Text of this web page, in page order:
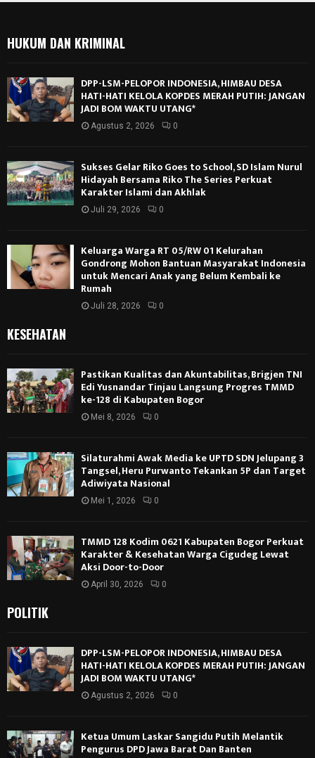
HUKUM DAN KRIMINAL
DPP-LSM-PELOPOR INDONESIA, HIMBAU DESA
HATI-HATI KELOLA KOPDES MERAH PUTIH: JANGAN
JADI BOM WAKTU UTANG*
Agustus 2, 2026 0
Sukses Gelar Riko Goes to School, SD Islam Nurul
Hidayah Bersama Riko The Series Perkuat
Karakter Islami dan Akhlak
Juli 29, 2026 0
Keluarga Warga RT 05/RW 01 Kelurahan
Gondrong Mohon Bantuan Masyarakat Indonesia
untuk Mencari Anak yang Belum Kembali ke
Rumah
Juli 28, 2026 0
KESEHATAN
Pastikan Kualitas dan Akuntabilitas, Brigjen TNI
Edi Yusnandar Tinjau Langsung Progres TMMD
ke-128 di Kabupaten Bogor
Mei 8, 2026 0
Silaturahmi Awak Media ke UPTD SDN Jelupang 3
Tangsel, Heru Purwanto Tekankan 5P dan Target
Adiwiyata Nasional
Mei 1, 2026 0
TMMD 128 Kodim 0621 Kabupaten Bogor Perkuat
Karakter & Kesehatan Warga Cigudeg Lewat
Aksi Door-to-Door
April 30, 2026 0
POLITIK
DPP-LSM-PELOPOR INDONESIA, HIMBAU DESA
HATI-HATI KELOLA KOPDES MERAH PUTIH: JANGAN
JADI BOM WAKTU UTANG*
Agustus 2, 2026 0
Ketua Umum Laskar Sangidu Putih Melantik
Pengurus DPD Jawa Barat Dan Banten